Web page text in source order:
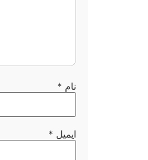
نام *
ایمیل *